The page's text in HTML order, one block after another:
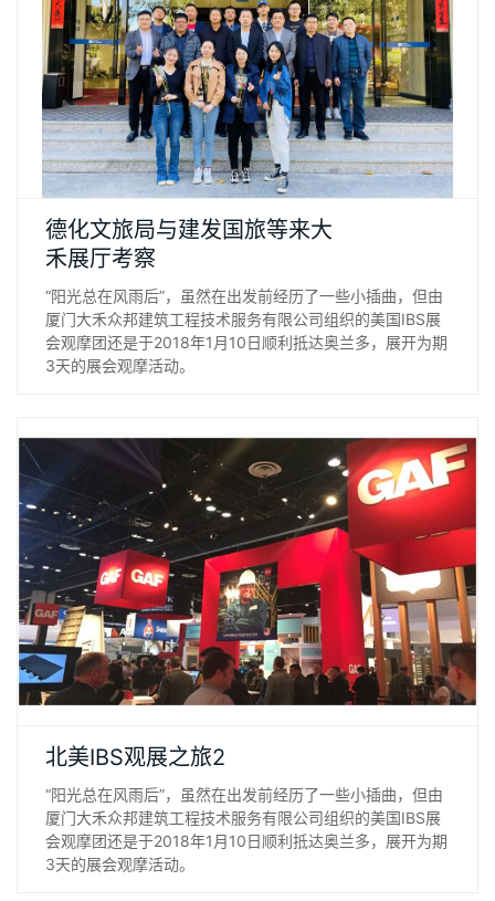
大禾众邦建筑工程技术服务有限公司组织的美国IBS展会观摩团
还是于2018年1月10日顺利抵达奥兰多，展开为期3天的展会观
摩活动。
德化文旅局与建发国旅等来大
禾展厅考察
“阳光总在风雨后”，虽然在出发前经历了一些小插曲，但由
厦门大禾众邦建筑工程技术服务有限公司组织的美国IBS展
会观摩团还是于2018年1月10日顺利抵达奥兰多，展开为期
3天的展会观摩活动。
大禾众邦建筑工程技术服务有限公司组织的美国IBS展会观摩团
还是于2018年1月10日顺利抵达奥兰多，展开为期3天的展会观
摩活动。
北美IBS观展之旅2
“阳光总在风雨后”，虽然在出发前经历了一些小插曲，但由
厦门大禾众邦建筑工程技术服务有限公司组织的美国IBS展
会观摩团还是于2018年1月10日顺利抵达奥兰多，展开为期
3天的展会观摩活动。